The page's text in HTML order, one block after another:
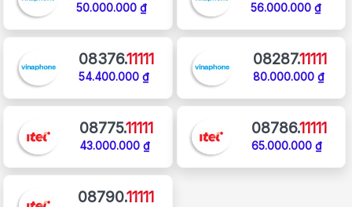
50.000.000 ₫ 56.000.000 ₫
08376.11111
54.400.000 ₫
08287.11111
80.000.000 ₫
08775.11111
43.000.000 ₫
08786.11111
65.000.000 ₫
08790.11111